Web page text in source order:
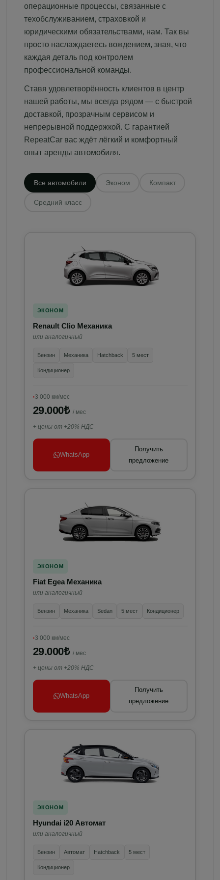
операционные процессы, связанные с
техобслуживанием, страховкой и
юридическими обязательствами, нам. Так вы
просто наслаждаетесь вождением, зная, что
каждая деталь под контролем
профессиональной команды.
Ставя удовлетворённость клиентов в центр
нашей работы, мы всегда рядом — с быстрой
доставкой, прозрачным сервисом и
непрерывной поддержкой. С гарантией
RepeatCar вас ждёт лёгкий и комфортный
опыт аренды автомобиля.
Все автомобили Эконом Компакт
Средний класс
ЭКОНОМ
Renault Clio Механика
или аналогичный
Бензин Механика Hatchback 5 мест
Кондиционер
3 000 км/мес
29.000₺ / мес
+ цены от +20% НДС
WhatsApp
Получить
предложение
ЭКОНОМ
Fiat Egea Механика
или аналогичный
Бензин Механика Sedan 5 мест Кондиционер
3 000 км/мес
29.000₺ / мес
+ цены от +20% НДС
WhatsApp
Получить
предложение
ЭКОНОМ
Hyundai i20 Автомат
или аналогичный
Бензин Автомат Hatchback 5 мест
Кондиционер